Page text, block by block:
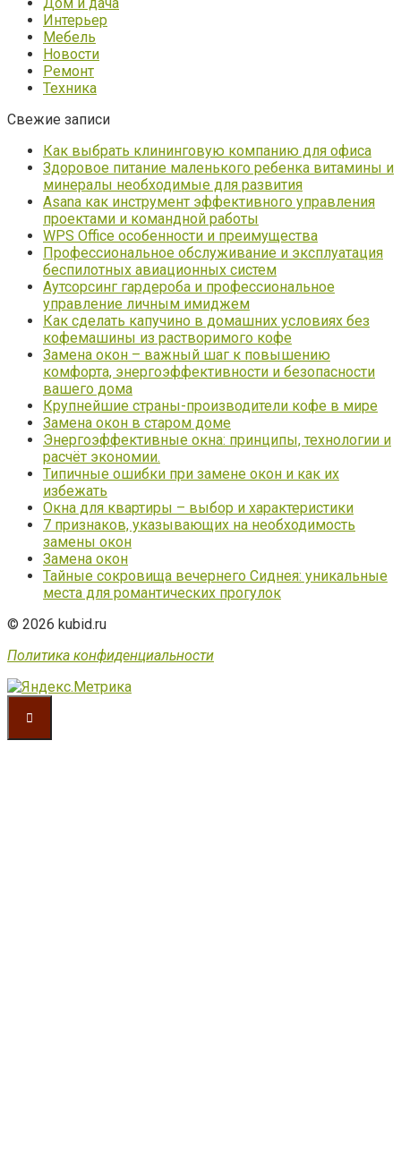
Интерьер
Мебель
Новости
Ремонт
Техника
Свежие записи
Как выбрать клининговую компанию для офиса
Здоровое питание маленького ребенка витамины и
минералы необходимые для развития
Asana как инструмент эффективного управления
проектами и командной работы
WPS Office особенности и преимущества
Профессиональное обслуживание и эксплуатация
беспилотных авиационных систем
Аутсорсинг гардероба и профессиональное
управление личным имиджем
Как сделать капучино в домашних условиях без
кофемашины из растворимого кофе
Замена окон – важный шаг к повышению
комфорта, энергоэффективности и безопасности
вашего дома
Крупнейшие страны-производители кофе в мире
Замена окон в старом доме
Энергоэффективные окна: принципы, технологии и
расчёт экономии.
Типичные ошибки при замене окон и как их
избежать
Окна для квартиры – выбор и характеристики
7 признаков, указывающих на необходимость
замены окон
Замена окон
Тайные сокровища вечернего Сиднея: уникальные
места для романтических прогулок
© 2026 kubid.ru
Политика конфиденциальности